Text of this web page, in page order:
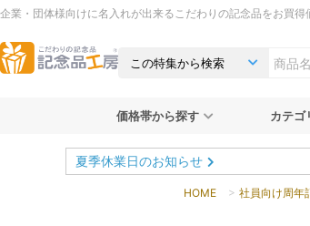
企業・団体様向けに名入れが出来るこだわりの記念品をお買得
価格帯から探す カテゴ
夏季休業日のお知らせ
HOME 社員向け周年